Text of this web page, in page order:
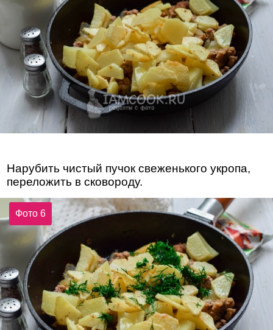
Нарубить чистый пучок свеженького укропа,
переложить в сковороду.
Фото 6